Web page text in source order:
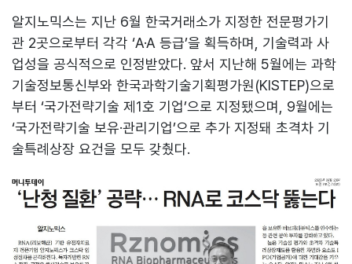
알지노믹스는 지난 6월 한국거래소가 지정한 전문평가기
관 2곳으로부터 각각 ‘A·A 등급’을 획득하며, 기술력과 사
업성을 공식적으로 인정받았다. 앞서 지난해 5월에는 과학
기술정보통신부와 한국과학기술기획평가원(KISTEP)으로
부터 ‘국가전략기술 제1호 기업’으로 지정됐으며, 9월에는
‘국가전략기술 보유·관리기업’으로 추가 지정돼 초격차 기
술특례상장 요건을 모두 갖췄다.